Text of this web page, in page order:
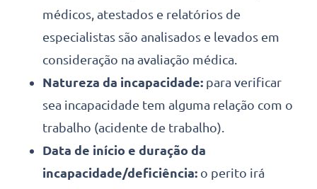
médicos, atestados e relatórios de
especialistas são analisados e levados em
consideração na avaliação médica.
Natureza da incapacidade: para verificar
sea incapacidade tem alguma relação com o
trabalho (acidente de trabalho).
Data de início e duração da
incapacidade/deficiência: o perito irá